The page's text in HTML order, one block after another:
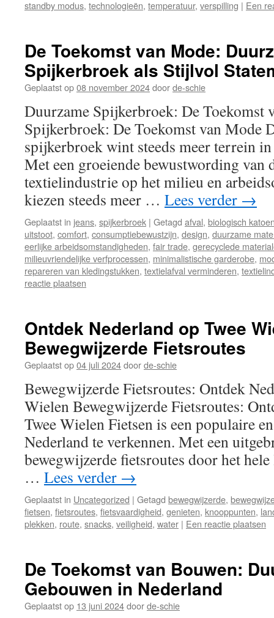
standby modus, technologieën, temperatuur, verspilling | Een
De Toekomst van Mode:
Spijkerbroek als Stijlvol
Geplaatst op08 november 2024doorde-schie
Duurzame Spijkerbroek: De Toekomst
Spijkerbroek: De Toekomst van Mode
spijkerbroek wint steeds meer terrein
Met een groeiende bewustwording van
textielindustrie op het milieu en
kiezen steeds meer … Lees verder →
Geplaatst in jeans, spijkerbroek | Getagd afval, biologisch
uitstoot, comfort, consumptiebewustzijn, design, duurzame
eerlijke arbeidsomstandigheden, fair trade, gerecyclede
milieuvriendelijke verfprocessen, minimalistische garderobe,
repareren van kledingstukken, textielafval verminderen,
reactie plaatsen
Ontdek Nederland op Twee
Bewegwijzerde Fietsroutes
Geplaatst op04 juli 2024doorde-schie
Bewegwijzerde Fietsroutes: Ontdek
Wielen Bewegwijzerde Fietsroutes:
Twee Wielen Fietsen is een populaire
Nederland te verkennen. Met een
bewegwijzerde fietsroutes door het
… Lees verder →
Geplaatst in Uncategorized | Getagd bewegwijzerde,
fietsen, fietsroutes, fietsvaardigheid, genieten, knooppunten,
plekken, route, snacks, veiligheid, water | Een reactie plaatsen
De Toekomst van Bouwen:
Gebouwen in Nederland
Geplaatst op 13 juni 2024doorde-schie